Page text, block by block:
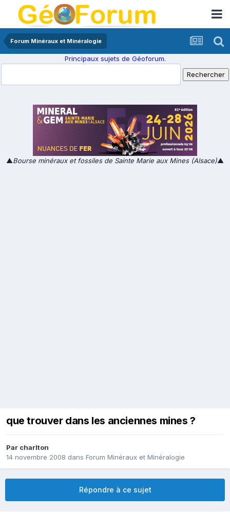
Forum Minéraux et Minéralogie
Principaux sujets de Géoforum.
▲Bourse minéraux et fossiles de Sainte Marie aux Mines (Alsace)▲
que trouver dans les anciennes mines ?
Par charlton
14 novembre 2008 dans Forum Minéraux et Minéralogie
Répondre à ce sujet